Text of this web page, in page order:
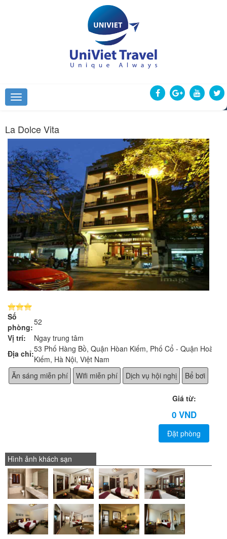
La Dolce Vita
Số
phòng:
52
Vị trí:
Ngay trung tâm
Địa chỉ:53 Phố Hàng Bồ, Quận Hòan Kiếm, Phố Cổ - Quận Hoàn
Kiếm, Hà Nội, Việt Nam
Ăn sáng miễn phí
Wifi miễn phí Dịch vụ hội nghị Bể bơi
Giá từ:
0 VND
Đặt phòng
Hình ảnh khách sạn